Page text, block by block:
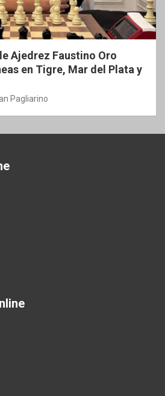
Ajedrez Faustino Oro
en Tigre, Mar del Plata y
Pagliarino